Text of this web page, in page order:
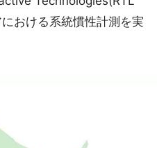
おける系統慣性計測を実